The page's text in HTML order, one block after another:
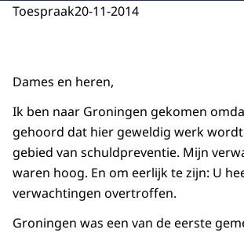
Toespraak20-11-2014
Dames en heren,
Ik ben naar Groningen gekomen
gehoord dat hier geweldig werk
gebied van schuldpreventie. Mijn
waren hoog. En om eerlijk te zijn: U
verwachtingen overtroffen.
Groningen was een van de eerste